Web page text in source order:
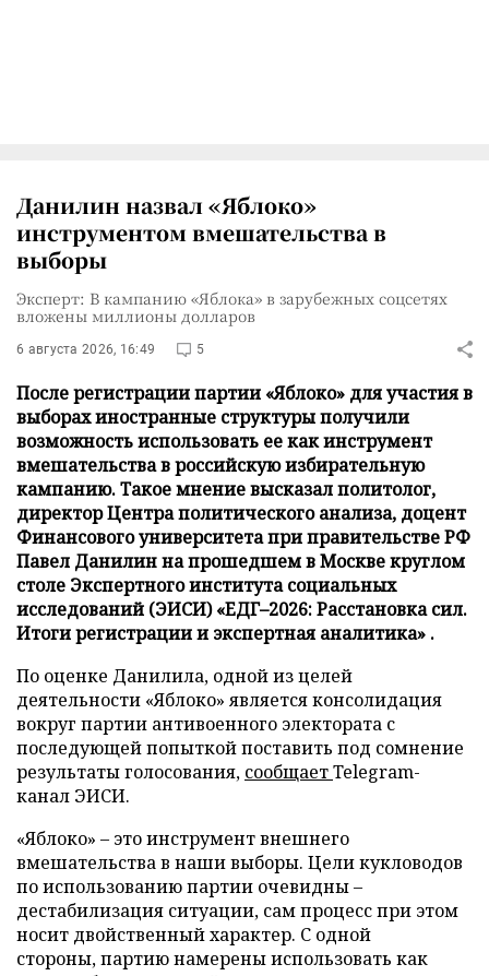
Данилин назвал «Яблоко»
инструментом вмешательства в
выборы
Эксперт: В кампанию «Яблока» в зарубежных соцсетях
вложены миллионы долларов
6 августа 2026, 16:49 5
После регистрации партии «Яблоко» для участия в
выборах иностранные структуры получили
возможность использовать ее как инструмент
вмешательства в российскую избирательную
кампанию. Такое мнение высказал политолог,
директор Центра политического анализа, доцент
Финансового университета при правительстве РФ
Павел Данилин на прошедшем в Москве круглом
столе Экспертного института социальных
исследований (ЭИСИ) «ЕДГ–2026: Расстановка сил.
Итоги регистрации и экспертная аналитика» .
По оценке Данилила, одной из целей
деятельности «Яблоко» является консолидация
вокруг партии антивоенного электората с
последующей попыткой поставить под сомнение
результаты голосования, сообщаетTelegram-
канал ЭИСИ.
«Яблоко» – это инструмент внешнего
вмешательства в наши выборы. Цели кукловодов
по использованию партии очевидны –
дестабилизация ситуации, сам процесс при этом
носит двойственный характер. С одной
стороны, партию намерены использовать как